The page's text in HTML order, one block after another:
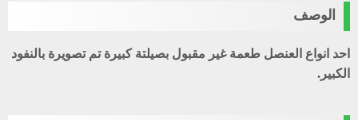
الوصف
احد انواع العنصل طعمة غير مقبول بصيلتة كبيرة تم تصويرة بالنفود
الكبير.